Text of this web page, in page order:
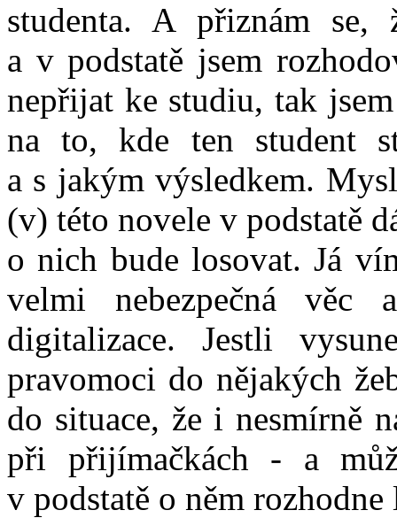
studenta. A přiznám
a v podstatě jsem
nepřijat ke studiu, tak
na to, kde ten student
a s jakým výsledkem.
(v) této novele v podstatě
o nich bude losovat. Já
velmi nebezpečná
digitalizace. Jestli
pravomoci do nějakých
do situace, že i nesmírně
při přijímačkách - a
v podstatě o něm